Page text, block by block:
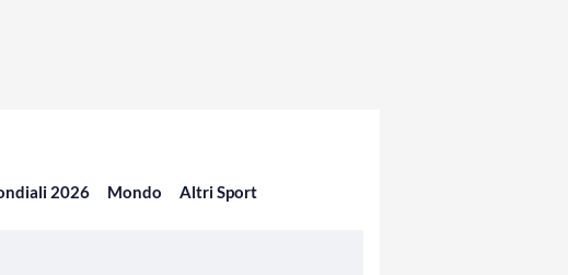
2026 Mondo Altri Sport